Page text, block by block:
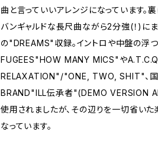
曲と言っていいアレンジになっています。
バンギャルドな長尺曲ながら2分強(！)に
の"DREAMS"収録。イントロや中盤の浮
FUGEES"HOW MANY MICS"や
RELAXATION"/"ONE, TWO, SHIT"、
BRAND"ILL伝承者"(DEMO VERSION
使用されましたが、その辺りを一切省い
なっています。